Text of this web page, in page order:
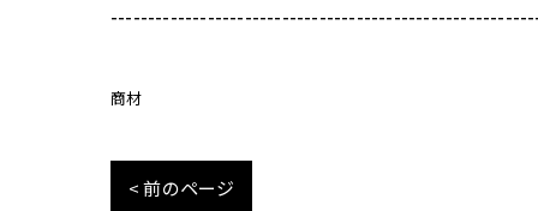
商材
< 前のページ